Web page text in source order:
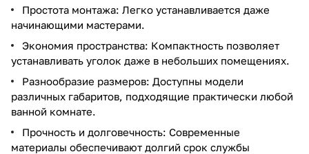
Простота монтажа: Легко устанавливается даже
начинающими мастерами.
Экономия пространства: Компактность позволяет
устанавливать уголок даже в небольших помещениях.
Разнообразие размеров: Доступны модели
различных габаритов, подходящие практически любой
ванной комнате.
Прочность и долговечность: Современные
материалы обеспечивают долгий срок службы